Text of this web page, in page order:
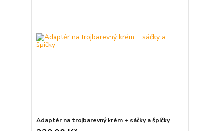
Adaptér na trojbarevný krém + sáčky a špičky